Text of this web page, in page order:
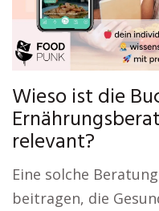
Wieso ist die
relevant?
Eine solche
beitragen, die